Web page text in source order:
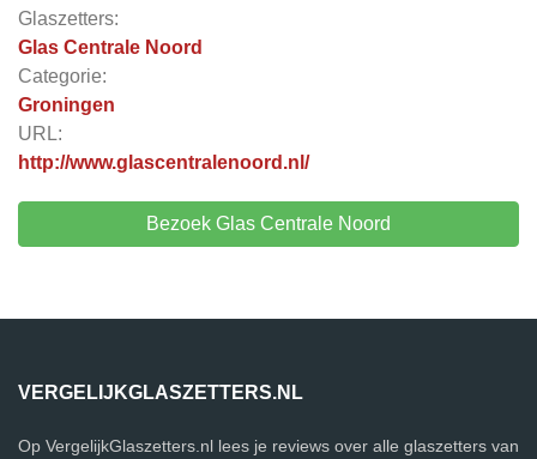
Glaszetters:
Glas Centrale Noord
Categorie:
Groningen
URL:
http://www.glascentralenoord.nl/
Bezoek Glas Centrale Noord
VERGELIJKGLASZETTERS.NL
Op VergelijkGlaszetters.nl lees je reviews over alle glaszetters van